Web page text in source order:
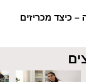
– כיצד מכריזים